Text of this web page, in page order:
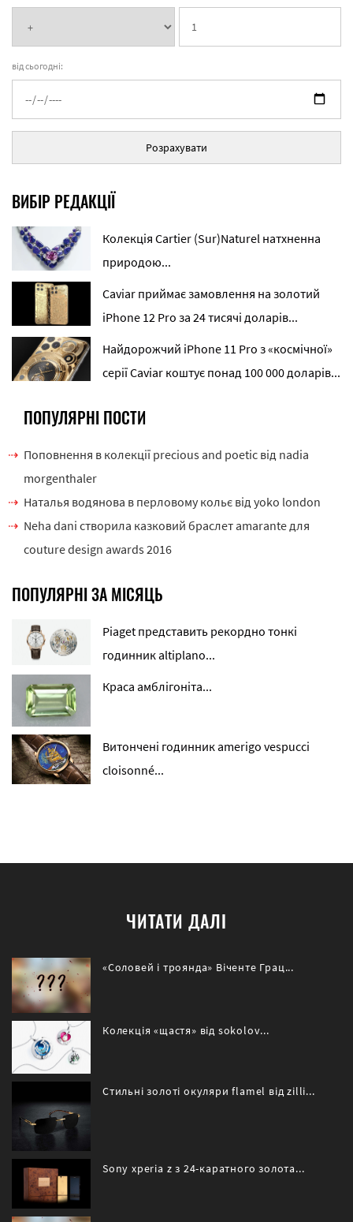
від сьогодні:
Розрахувати
ВИБІР РЕДАКЦІЇ
Колекція Cartier (Sur)Naturel натхненна
природою...
Caviar приймає замовлення на золотий
iPhone 12 Pro за 24 тисячі доларів...
Найдорожчий iPhone 11 Pro з «космічної»
серії Caviar коштує понад 100 000 доларів...
ПОПУЛЯРНІ ПОСТИ
Поповнення в колекції precious and poetic від nadia
morgenthaler
Наталья водянова в перловому кольє від yoko london
Neha dani створила казковий браслет amarante для
couture design awards 2016
ПОПУЛЯРНІ ЗА МІСЯЦЬ
Piaget представить рекордно тонкі
годинник altiplano...
Краса амблігоніта...
Витончені годинник amerigo vespucci
cloisonné...
ЧИТАТИ ДАЛІ
«Соловей і троянда» Віченте Грац...
Колекція «щастя» від sokolov...
Стильні золоті окуляри flamel від zilli...
Sony xperia z з 24-каратного золота...